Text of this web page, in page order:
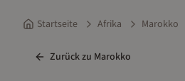
Startseite Afrika Marokko
Zurück zu Marokko